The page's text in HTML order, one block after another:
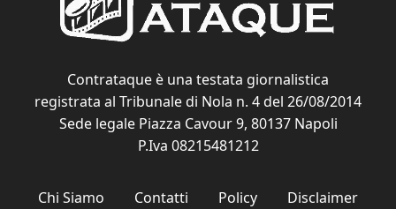
Contrataque è una testata giornalistica
registrata al Tribunale di Nola n. 4 del 26/08/2014
Sede legale Piazza Cavour 9, 80137 Napoli
P.Iva 08215481212
Chi Siamo Contatti Policy
Disclaimer